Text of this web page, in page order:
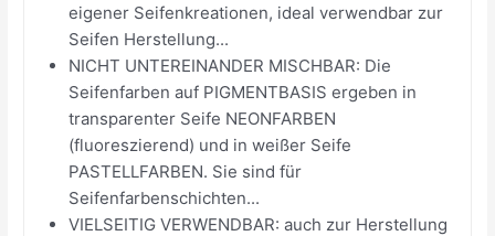
eigener Seifenkreationen, ideal verwendbar zur
Seifen Herstellung...
NICHT UNTEREINANDER MISCHBAR: Die
Seifenfarben auf PIGMENTBASIS ergeben in
transparenter Seife NEONFARBEN
(fluoreszierend) und in weißer Seife
PASTELLFARBEN. Sie sind für
Seifenfarbenschichten...
VIELSEITIG VERWENDBAR: auch zur Herstellung